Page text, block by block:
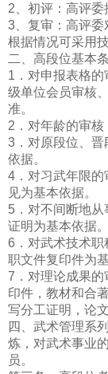
2、初评：高评委
3、复审：高评委
根据情况可采用
二、高段位基本
1．对申报表格
级单位会员审核
准。
2．对年龄的审核
3．对原段位、
依据。
4．对习武年限
见为基本依据。
5．对不间断地
证明为基本依据。
6．对武术技术
职文件复印件为
7．对理论成果
印件，教材和合
写分工证明，论
四、武术管理系
炼，对武术事业
员。